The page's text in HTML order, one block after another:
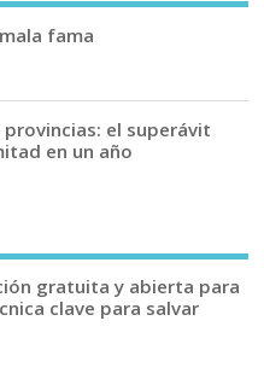
fama
el superávit
en un año
gratuita y abierta para
clave para salvar